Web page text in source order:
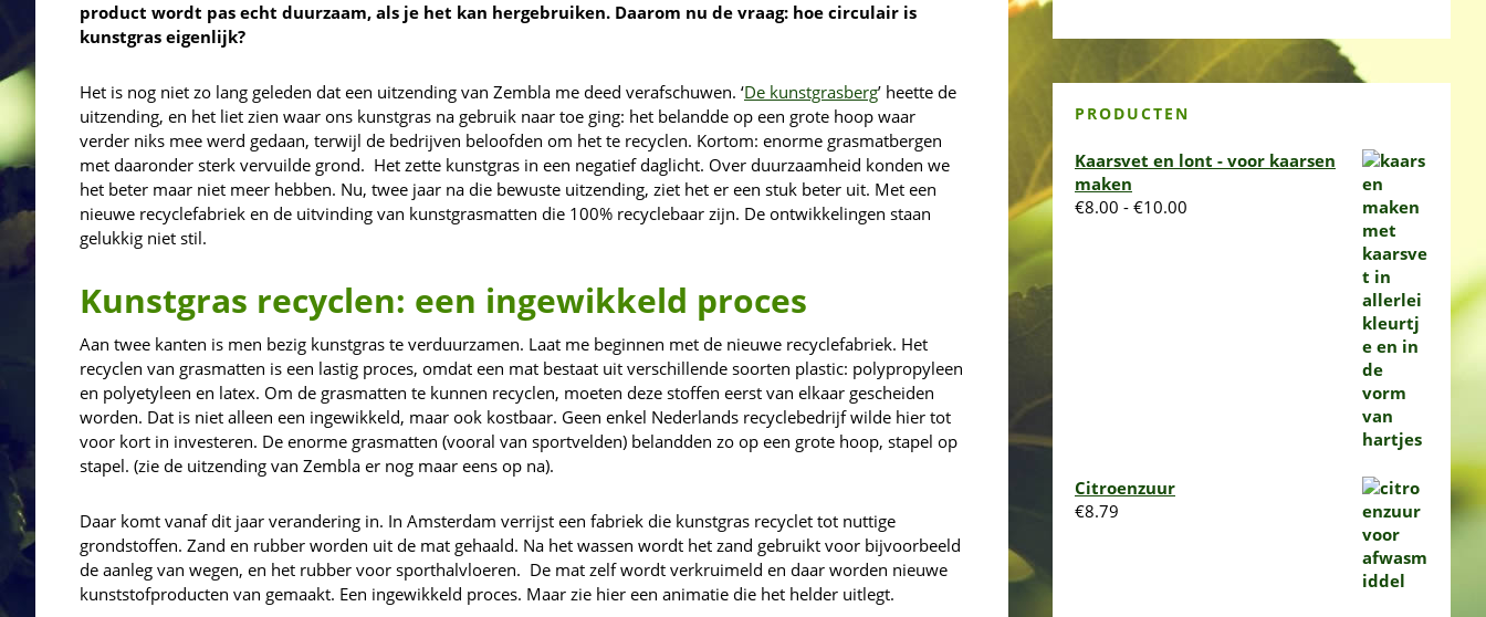
product wordt pas echt duurzaam, als je het kan hergebruiken. Daarom nu de vraag: hoe circulair is
kunstgras eigenlijk?
Het is nog niet zo lang geleden dat een uitzending van Zembla me deed verafschuwen. ‘De kunstgrasberg’ heette de
uitzending, en het liet zien waar ons kunstgras na gebruik naar toe ging: het belandde op een grote hoop waar
verder niks mee werd gedaan, terwijl de bedrijven beloofden om het te recyclen. Kortom: enorme grasmatbergen
met daaronder sterk vervuilde grond. Het zette kunstgras in een negatief daglicht. Over duurzaamheid konden we
het beter maar niet meer hebben. Nu, twee jaar na die bewuste uitzending, ziet het er een stuk beter uit. Met een
nieuwe recyclefabriek en de uitvinding van kunstgrasmatten die 100% recyclebaar zijn. De ontwikkelingen staan
gelukkig niet stil.
Kunstgras recyclen: een ingewikkeld proces
Aan twee kanten is men bezig kunstgras te verduurzamen. Laat me beginnen met de nieuwe recyclefabriek. Het
recyclen van grasmatten is een lastig proces, omdat een mat bestaat uit verschillende soorten plastic: polypropyleen
en polyetyleen en latex. Om de grasmatten te kunnen recyclen, moeten deze stoffen eerst van elkaar gescheiden
worden. Dat is niet alleen een ingewikkeld, maar ook kostbaar. Geen enkel Nederlands recyclebedrijf wilde hier tot
voor kort in investeren. De enorme grasmatten (vooral van sportvelden) belandden zo op een grote hoop, stapel op
stapel. (zie de uitzending van Zembla er nog maar eens op na).
Daar komt vanaf dit jaar verandering in. In Amsterdam verrijst een fabriek die kunstgras recyclet tot nuttige
grondstoffen. Zand en rubber worden uit de mat gehaald. Na het wassen wordt het zand gebruikt voor bijvoorbeeld
de aanleg van wegen, en het rubber voor sporthalvloeren. De mat zelf wordt verkruimeld en daar worden nieuwe
kunststofproducten van gemaakt. Een ingewikkeld proces. Maar zie hier een animatie die het helder uitlegt.
PRODUCTEN
Kaarsvet en lont - voor kaarsen
maken
€8.00 - €10.00
Citroenzuur
€8.79